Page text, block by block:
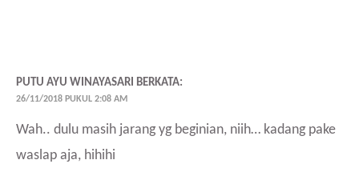
PUTU AYU WINAYASARI BERKATA:
26/11/2018 PUKUL 2:08 AM
Wah.. dulu masih jarang yg beginian, niih… kadang pake
waslap aja, hihihi